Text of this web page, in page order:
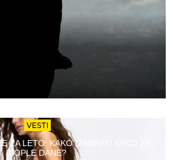
VESTI
ZA LETO: KAKO IZABRATI KROJ ZA
TOPLE DANE?